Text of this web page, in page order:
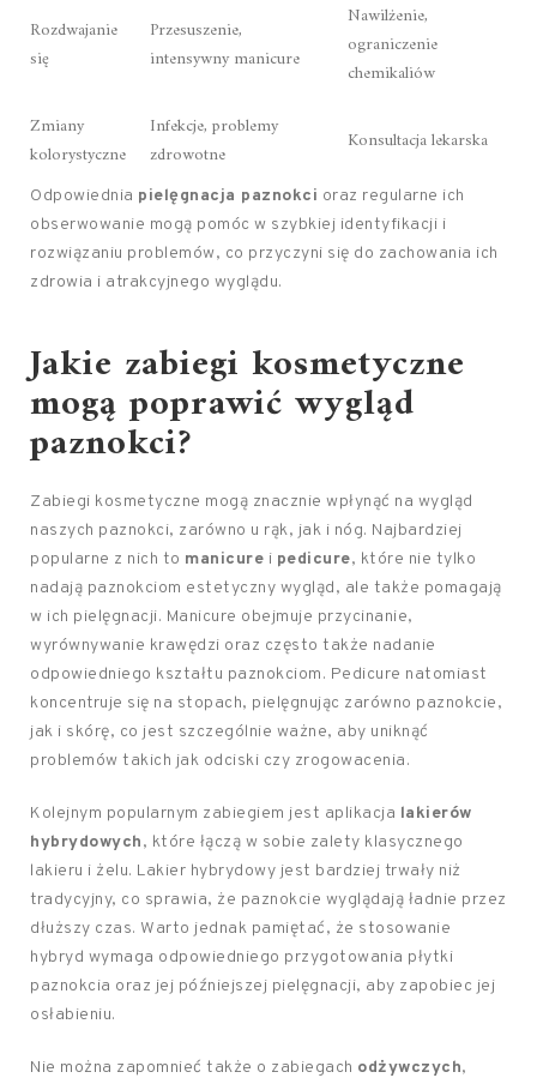
Rozdwajanie
się
Przesuszenie,
intensywny manicure
Nawilżenie,
ograniczenie
chemikaliów
Zmiany
kolorystyczne
Infekcje, problemy
zdrowotne
Konsultacja lekarska
Odpowiednia pielęgnacja paznokci oraz regularne ich
obserwowanie mogą pomóc w szybkiej identyfikacji i
rozwiązaniu problemów, co przyczyni się do zachowania ich
zdrowia i atrakcyjnego wyglądu.
Jakie zabiegi kosmetyczne
mogą poprawić wygląd
paznokci?
Zabiegi kosmetyczne mogą znacznie wpłynąć na wygląd
naszych paznokci, zarówno u rąk, jak i nóg. Najbardziej
popularne z nich to manicure i pedicure, które nie tylko
nadają paznokciom estetyczny wygląd, ale także pomagają
w ich pielęgnacji. Manicure obejmuje przycinanie,
wyrównywanie krawędzi oraz często także nadanie
odpowiedniego kształtu paznokciom. Pedicure natomiast
koncentruje się na stopach, pielęgnując zarówno paznokcie,
jak i skórę, co jest szczególnie ważne, aby uniknąć
problemów takich jak odciski czy zrogowacenia.
Kolejnym popularnym zabiegiem jest aplikacja lakierów
hybrydowych, które łączą w sobie zalety klasycznego
lakieru i żelu. Lakier hybrydowy jest bardziej trwały niż
tradycyjny, co sprawia, że paznokcie wyglądają ładnie przez
dłuższy czas. Warto jednak pamiętać, że stosowanie
hybryd wymaga odpowiedniego przygotowania płytki
paznokcia oraz jej późniejszej pielęgnacji, aby zapobiec jej
osłabieniu.
Nie można zapomnieć także o zabiegach odżywczych,